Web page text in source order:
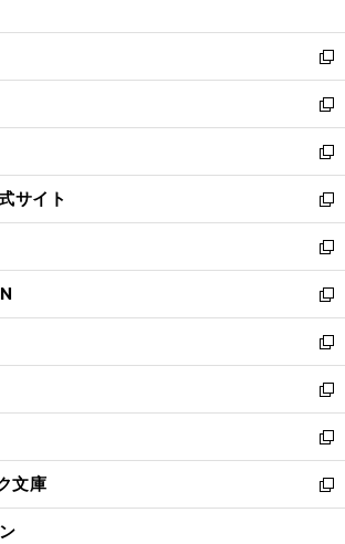
開
く
ウ
で
開
く
ン
ド
ウ
で
開
く
ウ
ィ
ン
ド
ウ
で
開
く
新
し
い
ウ
ィ
ン
ド
ウ
で
開
く
新
し
い
ウ
ィ
ン
ド
ウ
で
開
く
新
し
い
ウ
ィ
ン
ド
ウ
で
開
く
サイト
新
し
い
ウ
ィ
ン
ド
ウ
で
開
く
新
し
い
ウ
ィ
ン
ド
ウ
で
開
く
新
し
い
ウ
ィ
ン
ド
ウ
で
開
新
し
い
ウ
ィ
ン
ド
ウ
新
し
い
ウ
ィ
ン
新
し
い
ウ
文庫
新
し